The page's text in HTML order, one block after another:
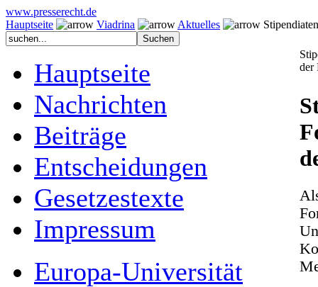
www.presserecht.de
Hauptseite
Viadrina Aktuelles
Hauptseite
Nachrichten
Beiträge
Entscheidungen
Gesetzestexte
Impressum
Europa-Universität
der